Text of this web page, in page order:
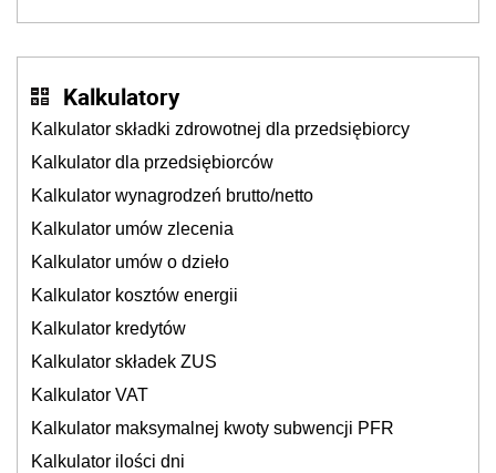
Kalkulatory
Kalkulator składki zdrowotnej dla przedsiębiorcy
Kalkulator dla przedsiębiorców
Kalkulator wynagrodzeń brutto/netto
Kalkulator umów zlecenia
Kalkulator umów o dzieło
Kalkulator kosztów energii
Kalkulator kredytów
Kalkulator składek ZUS
Kalkulator VAT
Kalkulator maksymalnej kwoty subwencji PFR
Kalkulator ilości dni